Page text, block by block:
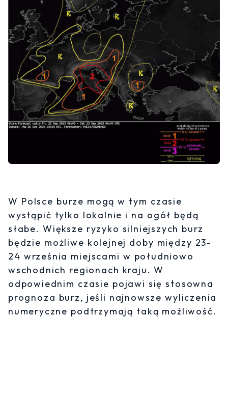
W Polsce burze mogą w tym czasie
wystąpić tylko lokalnie i na ogół będą
słabe. Większe ryzyko silniejszych burz
będzie możliwe kolejnej doby między 23-
24 września miejscami w południowo
wschodnich regionach kraju. W
odpowiednim czasie pojawi się stosowna
prognoza burz, jeśli najnowsze wyliczenia
numeryczne podtrzymają taką możliwość.